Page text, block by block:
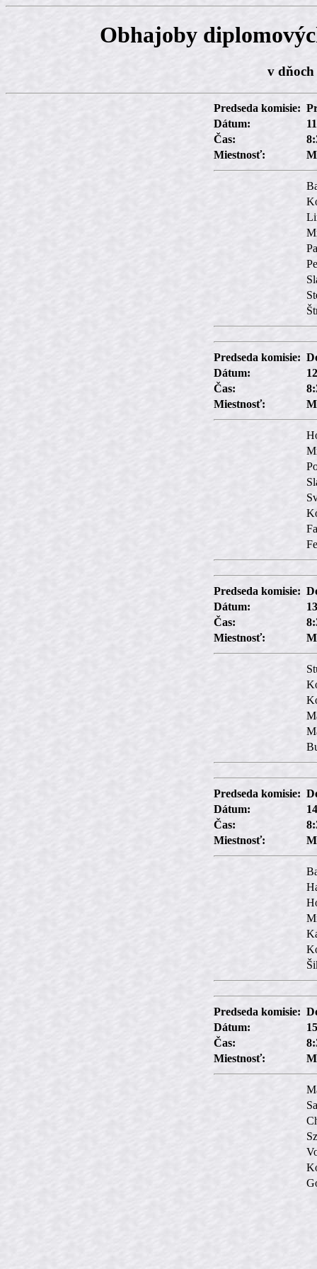
Obhajoby
v dňoch
Predseda komisie:
Dátum:
Čas:
Miestnosť:
Predseda komisie:
Dátum:
Čas:
Miestnosť:
Predseda komisie:
Dátum:
Čas:
Miestnosť:
Predseda komisie:
Dátum:
Čas:
Miestnosť:
Predseda komisie:
Dátum:
Čas:
Miestnosť: